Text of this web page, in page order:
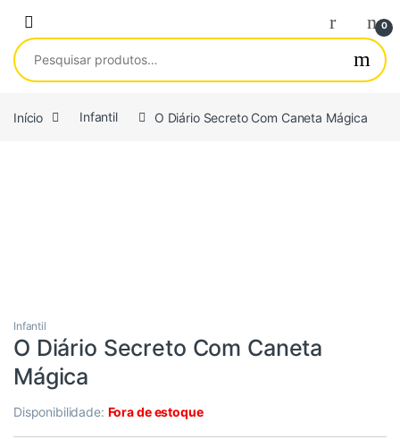
0
Pesquisar por:
Início Infantil O Diário Secreto Com Caneta Mágica
Infantil
O Diário Secreto Com Caneta
Mágica
Disponibilidade: Fora de estoque